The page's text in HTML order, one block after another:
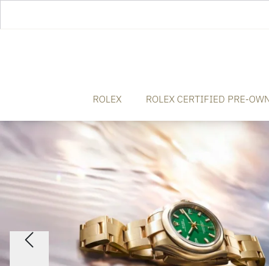
ROLEX ROLEX CERTIFIED PRE-